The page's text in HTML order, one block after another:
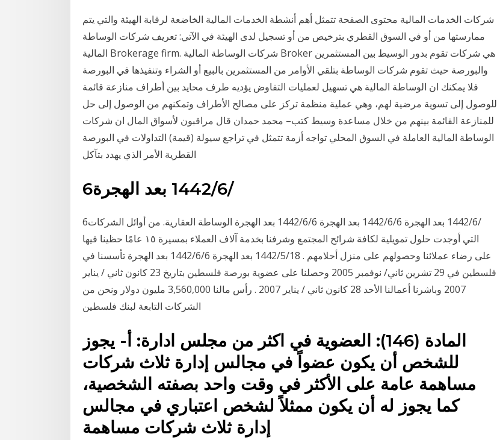
شركات الخدمات المالية محتوى الصفحة تتمثل أهم أنشطة الخدمات المالية الخاضعة لرقابة الهيئة والتي يتم
ممارستها من أو في السوق القطري بترخيص من أو تسجيل لدى الهيئة في الآتي: تعريف شركات الوساطة
المالية Brokerage firm. شركات الوساطة المالية Broker هي شركات تقوم بدور الوسيط بين المستثمرين
والبورصة حيث تقوم شركات الوساطة بتلقي الأوامر من المستثمرين بالبيع أو الشراء وتنفيذها في البورصة
فلا يمكنك ان الوساطة المالية هي تسهيل لعمليات التفاوض يؤديه طرف محايد بين أطراف منازعة قائمة
للوصول إلى تسوية مرضية لهم، وهي عملية منظمة تركز على مصالح الأطراف وتمكنهم من الوصول إلى حل
للمنازعة القائمة بينهم من خلال مساعدة وسيط كتب– محمد حمدان قال مراقبون لأسواق المال ان شركات
الوساطة المالية العاملة في السوق المحلي تواجه أزمة تتمثل في تراجع سيولة (قيمة) التداولات في البورصة
القطرية الأمر الذي يهدد بتآكل
6‏‏/6‏‏/1442 بعد الهجرة
6‏‏/6‏‏/1442 بعد الهجرة 6‏‏/6‏‏/1442 بعد الهجرة 6‏‏/6‏‏/1442 بعد الهجرة الوساطة العقارية. من أوائل الشركات
التي أوجدت حلول تمويلية لكافة شرائح المجتمع وشرفنا بخدمة آلاف العملاء بمسيرة ١٥ عامًا حظينا فيها
على رضاء عملائنا وحصولهم على منزل أحلامهم . 18‏‏/5‏‏/1442 بعد الهجرة 6‏‏/6‏‏/1442 بعد الهجرة تأسسنا في
فلسطين في 29 تشرين ثاني/ نوفمبر 2005 وحصلنا على عضوية بورصة فلسطين بتاريخ 23 كانون ثاني / يناير
2007 وباشرنا أعمالنا الأحد 28 كانون ثاني / يناير 2007 . رأس مالنا 3,560,000 مليون دولار ونحن من
الشركات التابعة لبنك فلسطين
المادة (146): العضوية في اكثر من مجلس ادارة: أ- يجوز
للشخص أن يكون عضواً في مجالس إدارة ثلاث شركات
مساهمة عامة على الأكثر في وقت واحد بصفته الشخصية،
كما يجوز له أن يكون ممثلاً لشخص اعتباري في مجالس
إدارة ثلاث شركات مساهمة